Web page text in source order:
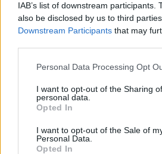
IAB’s list of downstream participants.
also be disclosed by us to third
Downstream Participants that may
Personal Data Processing Opt
I want to opt-out of the Sharing
personal data.
Opted In
I want to opt-out of the Sale of
Personal Data.
Opted In
Diese Drombuschs